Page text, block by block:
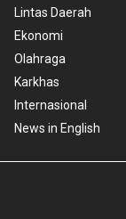
Lintas Daerah
Ekonomi
Olahraga
Karkhas
Internasional
News in English